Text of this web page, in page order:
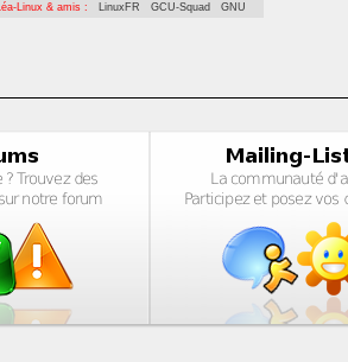
Linux & amis : LinuxFR GCU-Squad GNU